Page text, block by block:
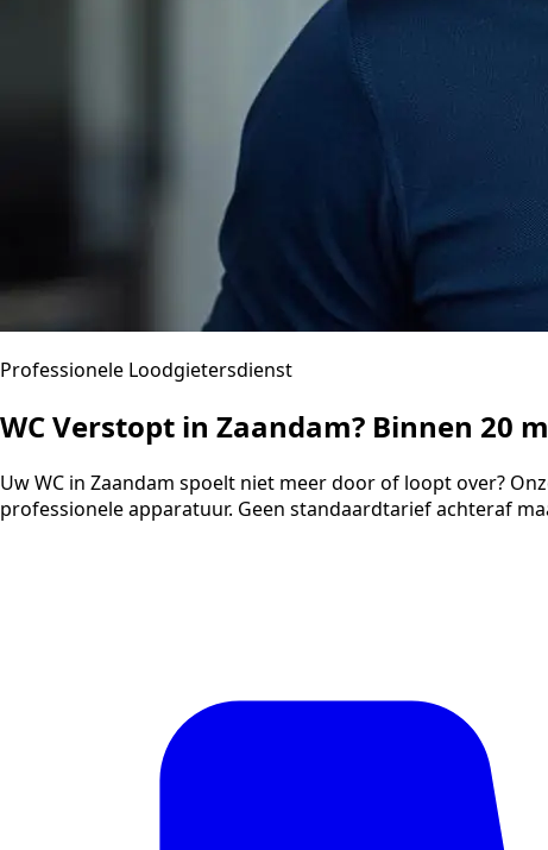
Professionele Loodgietersdienst
WC Verstopt in Zaandam? Binnen 20
Uw WC in Zaandam spoelt niet meer door of loopt over?
professionele apparatuur. Geen standaardtarief achteraf